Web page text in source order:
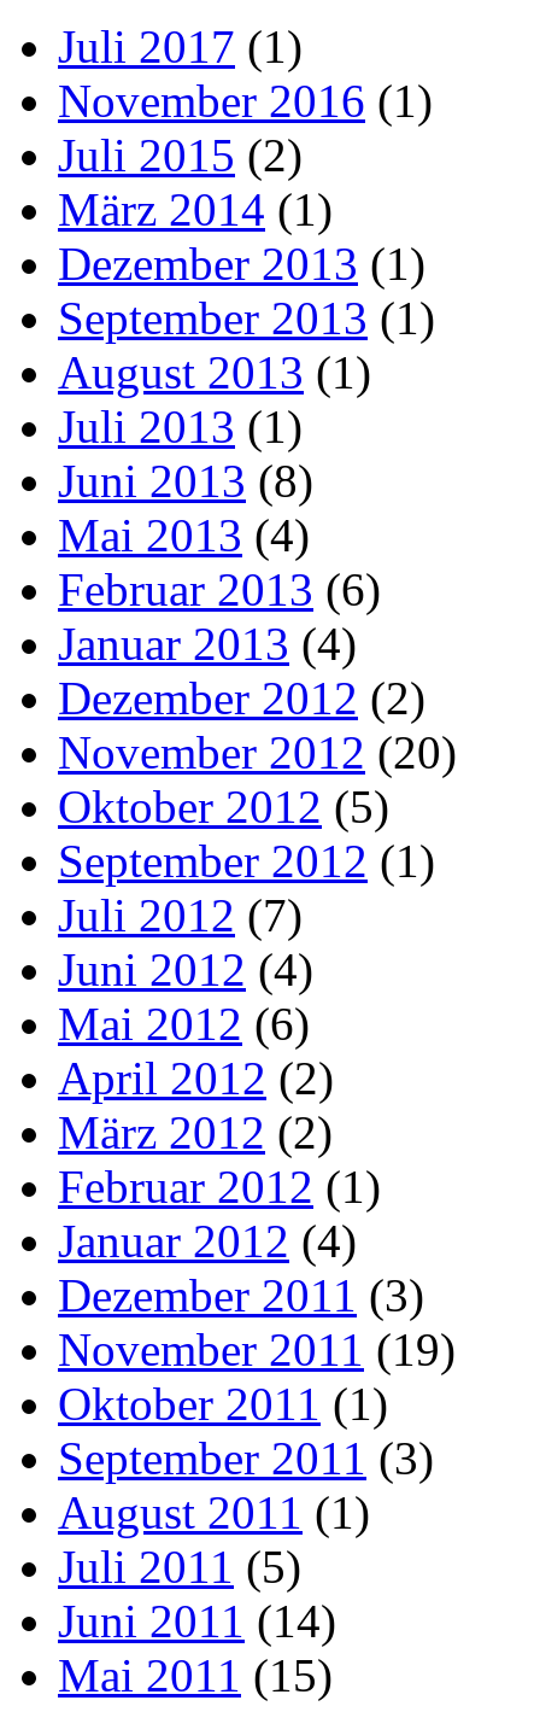
Juli 2017 (1)
November 2016 (1)
Juli 2015 (2)
März 2014 (1)
Dezember 2013 (1)
September 2013 (1)
August 2013 (1)
Juli 2013 (1)
Juni 2013 (8)
Mai 2013 (4)
Februar 2013 (6)
Januar 2013 (4)
Dezember 2012 (2)
November 2012 (20)
Oktober 2012 (5)
September 2012 (1)
Juli 2012 (7)
Juni 2012 (4)
Mai 2012 (6)
April 2012 (2)
März 2012 (2)
Februar 2012 (1)
Januar 2012 (4)
Dezember 2011 (3)
November 2011 (19)
Oktober 2011 (1)
September 2011 (3)
August 2011 (1)
Juli 2011 (5)
Juni 2011 (14)
Mai 2011 (15)